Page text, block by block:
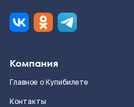
Компания
Главное о Купибилете
Контакты